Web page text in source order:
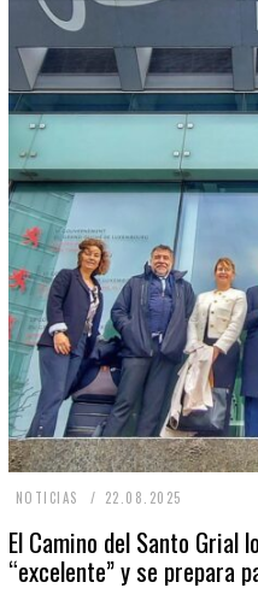
NOTICIAS 22.08.2025
.
El Camino del Santo Grial
“excelente” y se prepara